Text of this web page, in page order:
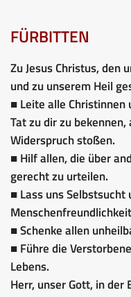
FÜRBITTEN
Zu Jesus Christus, den
und zu unserem Heil
■ Leite alle Christinnen
Tat zu dir zu
Widerspruch stoßen.
■ Hilf allen, die über
gerecht zu urteilen.
■ Lass uns
■ Schenke allen
■ Führe die
Lebens.
Herr, unser Gott, in